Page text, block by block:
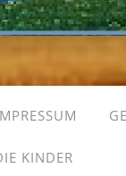
KINDER